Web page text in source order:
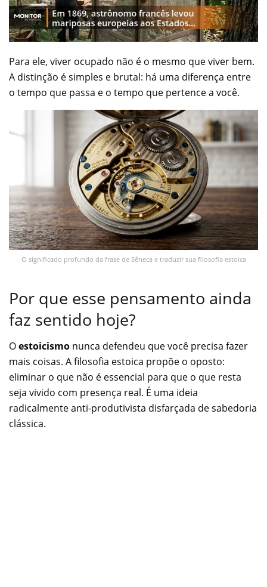
Para ele, viver ocupado não é o mesmo que viver bem.
A distinção é simples e brutal: há uma diferença entre
o tempo que passa e o tempo que pertence a você.
O significado profundo da frase de Sêneca e traduzir sua filosofia estoica
Por que esse pensamento ainda
faz sentido hoje?
Oestoicismo nunca defendeu que você precisa fazer
mais coisas. A filosofia estoica propõe o oposto:
eliminar o que não é essencial para que o que resta
seja vivido com presença real. É uma ideia
radicalmente anti-produtivista disfarçada de sabedoria
clássica.